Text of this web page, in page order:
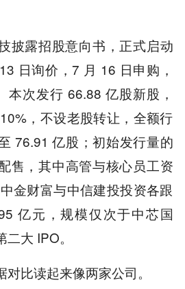
披露招股意向书，正式启动
日询价，7 月 16 日申购，
本次发行 66.88 亿股新股，
，不设老股转让，全额行
76.91 亿股；初始发行量的
售，其中高管与核心员工资
金财富与中信建投投资各跟
亿元，规模仅次于中芯国
大 IPO。
比读起来像两家公司。